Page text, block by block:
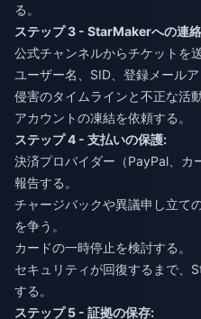
る。
ステップ 3 - StarMakerへの連
公式チャンネルからチケットを
ユーザー名、SID、登録メールア
侵害のタイムラインと不正な活
アカウントの凍結を依頼する。
ステップ 4 - 支払いの保護:
決済プロバイダー（PayPal、カ
報告する。
チャージバックや異議申し立て
を争う。
カードの一時停止を検討する。
セキュリティが回復するまで、
する。
ステップ 5 - 証拠の保存: